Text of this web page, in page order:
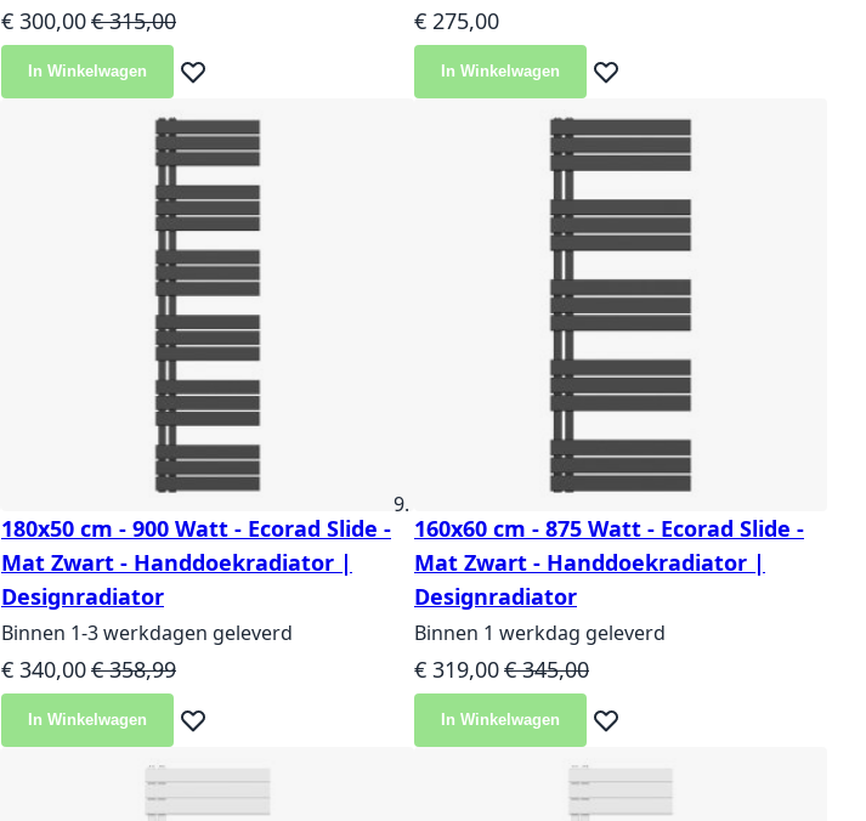
Speciale prijs
€ 300,00Normale prijs
€ 315,00
In Winkelwagen Voeg toe aan verlanglijst
€ 275,00
In Winkelwagen Voeg toe aan verlanglijst
180x50 cm - 900 Watt - Ecorad Slide -
Mat Zwart - Handdoekradiator |
Designradiator
Binnen 1-3 werkdagen geleverd
Speciale prijs
€ 340,00Normale prijs
€ 358,99
In Winkelwagen Voeg toe aan verlanglijst
160x60 cm - 875 Watt - Ecorad Slide -
Mat Zwart - Handdoekradiator |
Designradiator
Binnen 1 werkdag geleverd
Speciale prijs
€ 319,00Normale prijs
€ 345,00
In Winkelwagen Voeg toe aan verlanglijst